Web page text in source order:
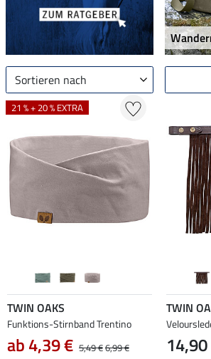
Sortieren nach
21 % + 20 % EXTRA
TWIN OAKS
Funktions-Stirnband Trentino
ab 4,39 € 5,49 €6,99 €
TWIN